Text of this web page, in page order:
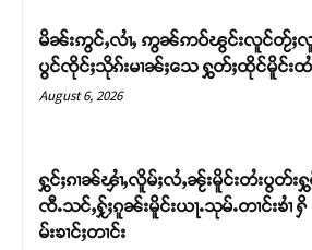
တ်ႇ တူဝ်ႈလုမ်ႈၾႃႉၼၼ်ႉ ၶဝ်ႈႁူမ်ႈ
ဝ်ႇၽူႈတွႆႇႁွၵ်ႈ လႆႈယူႇၶႃႈဢ
မိၼ်းဢွင်ႇလၢႆႇ ဢွၼ်ဢဝ်ၽွင်းလူင်တႂ်ႈ
ပွင်ၸိုင်ႈသိုၵ်းမၢၼ်ႈသေ ႁွတ်ႈထိုင်မိူင်းထႆ
August 6, 2026
ႁွင်ႈၵၢၼ်ၾၢႆႇလိူမ်ႈလႆႇၼႂ်းမိူင်းတႆးပွတ်းႁွ
ၸီႉသင်ႇႁႂ်ႈၵူၼ်းမိူင်းယႃႉသုမ်ႉတၢင်းၶၢႆ ႁိ
မ်းၶၢင်ႈတၢင်း